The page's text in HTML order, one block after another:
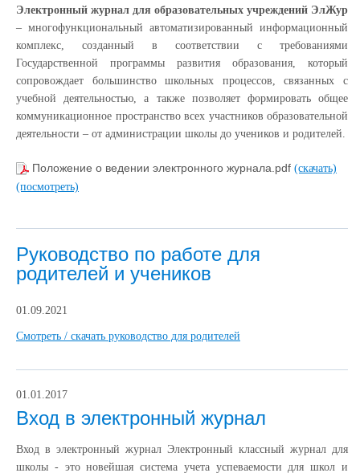
Электронный журнал для образовательных учреждений ЭлЖур
– многофункциональный автоматизированный информационный
комплекс, созданный в соответствии с требованиями
Государственной программы развития образования, который
сопровождает большинство школьных процессов, связанных с
учебной деятельностью, а также позволяет формировать общее
коммуникационное пространство всех участников образовательной
деятельности – от администрации школы до учеников и родителей.
Положение о ведении электронного журнала.pdf (скачать)
(посмотреть)
Руководство по работе для
родителей и учеников
01.09.2021
Смотреть / скачать руководство для родителей
01.01.2017
Вход в электронный журнал
Вход в электронный журнал Электронный классный журнал для
школы - это новейшая система учета успеваемости для школ и